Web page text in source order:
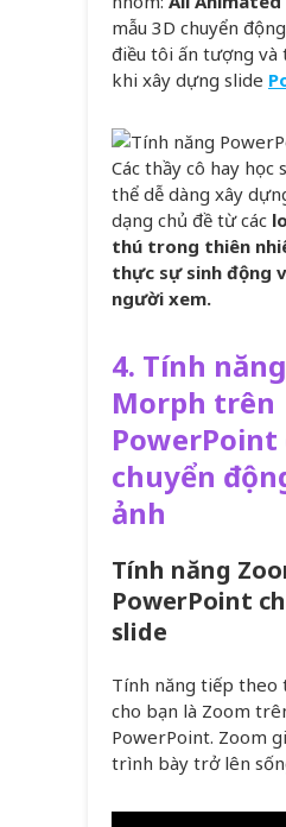
mẫu 3D chuyển
điều tôi ấn tượng và
khi xây dựng slide
Các thầy cô hay học
thể dễ dàng xây
dạng chủ đề từ các
thú trong thiên
thực sự sinh động
người xem.
4. Tính năng
Morph trên
PowerPoint
chuyển
ảnh
Tính năng
PowerPoint
slide
Tính năng tiếp theo
cho bạn là Zoom
PowerPoint. Zoom
trình bày trở lên